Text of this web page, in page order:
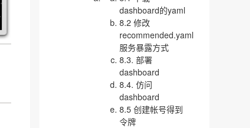
dashboard的yaml
8.2 修改
recommended.yaml
服务暴露方式
8.3. 部署
dashboard
8.4. 仿问
dashboard
8.5 创建帐号得到
令牌